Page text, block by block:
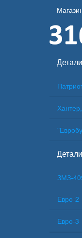
ЗМЗ-
Евро-2
Евро-3